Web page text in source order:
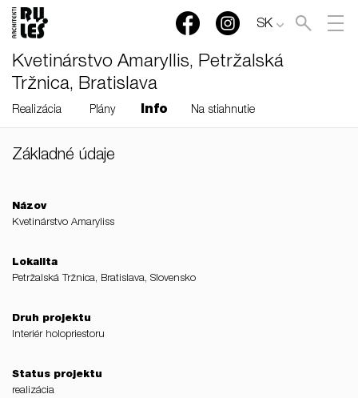
SK
Kvetinárstvo Amaryllis, Petržalská
Tržnica, Bratislava
Realizácia Plány Info Na stiahnutie
Základné údaje
Názov
Kvetinárstvo Amaryliss
Lokalita
Petržalská Tržnica, Bratislava, Slovensko
Druh projektu
Interiér holopriestoru
Status projektu
realizácia
RULES, s.r.o., Klincová